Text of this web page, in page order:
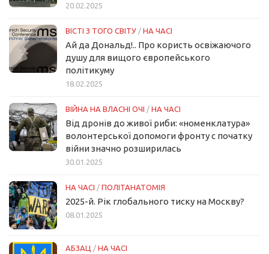
20.02.2025
ВІСТІ З ТОГО СВІТУ / НА ЧАСІ
Ай да Дональд!.. Про користь освіжаючого
душу для вищого європейського
політикуму
18.02.2025
ВІЙНА НА ВЛАСНІ ОЧІ / НА ЧАСІ
Від дронів до живої риби: «номенклатура»
волонтерської допомоги фронту с початку
війни значно розширилась
30.01.2025
НА ЧАСІ / ПОЛІТАНАТОМІЯ
2025-й. Рік глобального тиску на Москву?
08.01.2025
АБЗАЦ / НА ЧАСІ